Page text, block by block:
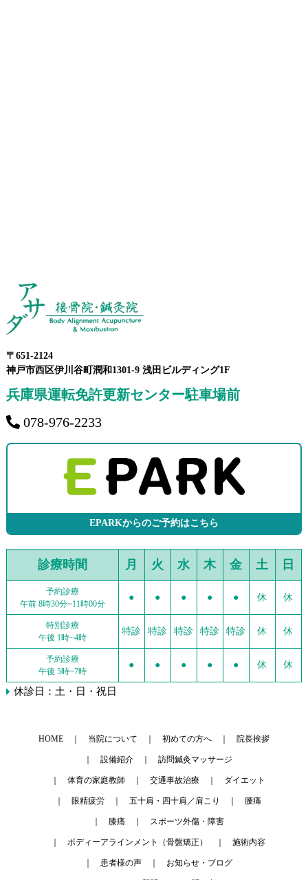
〒651-2124
神戸市西区伊川谷町潤和1301-9 浅田ビルディング1F
兵庫県運転免許更新センター駐車場前
078-976-2233
EPARKからのご予約はこちら
診療時間 月 火 水 木 金 土 日
予約診療
午前 8時30分~11時00分
● ● ● ● ● 休 休
特別診療
午後 1時~4時
特診 特診 特診 特診 特診 休 休
予約診療
午後 5時~7時
● ● ● ● ● 休 休
休診日：土・日・祝日
HOME 当院について 初めての方へ 院長挨拶
設備紹介 訪問鍼灸マッサージ
体育の家庭教師 交通事故治療 ダイエット
眼精疲労 五十肩・四十肩／肩こり 腰痛
膝痛 スポーツ外傷・障害
ボディーアラインメント（骨盤矯正） 施術内容
患者様の声 お知らせ・ブログ